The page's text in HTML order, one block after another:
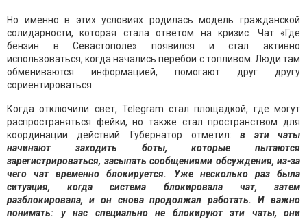
Но именно в этих условиях родилась модель гражданской
солидарности, которая стала ответом на кризис. Чат «Где
бензин в Севастополе» появился и стал активно
использоваться, когда начались перебои с топливом. Люди там
обмениваются информацией, помогают друг другу
сориентироваться.
Когда отключили свет, Telegram стал площадкой, где могут
распространяться фейки, но также стал пространством для
координации действий. Губернатор отметил: в эти чаты
начинают заходить боты, которые пытаются
зарегистрироваться, засыпать сообщениями обсуждения, из-за
чего чат временно блокируется. Уже несколько раз была
ситуация, когда система блокировала чат, затем
разблокировала, и он снова продолжал работать. И важно
понимать: у нас специально не блокируют эти чаты, они